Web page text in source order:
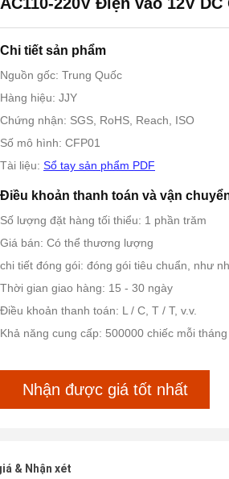
Chi tiết sản phẩm
Nguồn gốc: Trung Quốc
Hàng hiệu: JJY
Chứng nhận: SGS, RoHS, Reach, ISO
Số mô hình: CFP01
Tài liệu: Sổ tay sản phẩm PDF
Điều khoản thanh toán và vận
Số lượng đặt hàng tối thiểu: 1 phần trăm
Giá bán: Có thể thương lượng
chi tiết đóng gói: đóng gói tiêu chuẩn, như
Thời gian giao hàng: 15 - 30 ngày
Điều khoản thanh toán: L / C, T / T, v.v.
Khả năng cung cấp: 500000 chiếc mỗi tháng
Nhận được giá tốt nhất
& Nhận xét